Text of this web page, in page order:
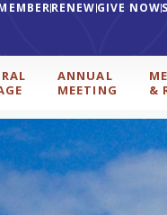
RENEWGIVE NOW
ANNUAL
MEETING
&